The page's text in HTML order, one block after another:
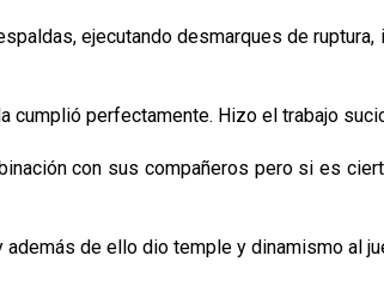
ejecutando desmarques de
perfectamente. Hizo el trabajo
con sus compañeros pero si es
de ello dio temple y dinamismo al